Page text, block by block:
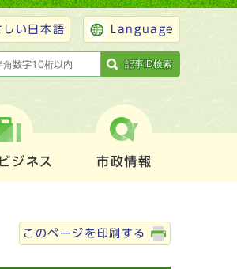
しい日本語 Language
記事ID検索
ジネス 市政情報
このページを印刷する